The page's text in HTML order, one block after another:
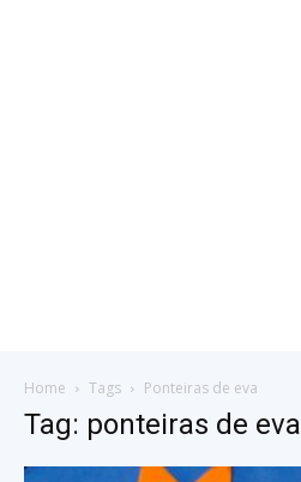
Home Tags Ponteiras de eva
Tag: ponteiras de eva